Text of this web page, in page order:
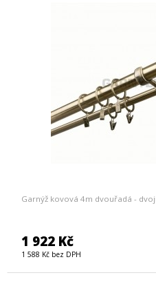
Garnýž kovová 4m dvouřadá -
1 922 Kč
1 588 Kč bez DPH